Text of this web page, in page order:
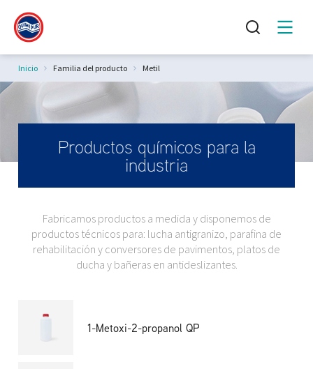
Estás aquí:
Inicio Familia del producto Metil
Productos químicos para la
industria
Fabricamos productos a medida y disponemos de
productos técnicos para: lucha antigranizo, parafina de
rehabilitación y conversores de pavimentos, platos de
ducha y bañeras en antideslizantes.
1-Metoxi-2-propanol QP